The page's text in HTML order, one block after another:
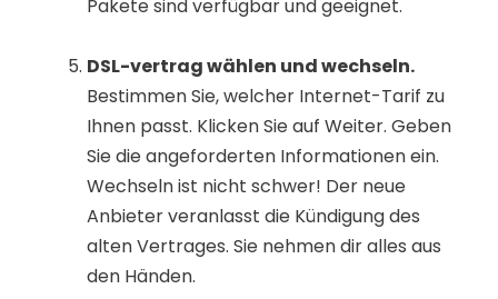
Pakete sind verfügbar und geeignet.
DSL-vertrag wählen und wechseln.
Bestimmen Sie, welcher Internet-Tarif zu
Ihnen passt. Klicken Sie auf Weiter. Geben
Sie die angeforderten Informationen ein.
Wechseln ist nicht schwer! Der neue
Anbieter veranlasst die Kündigung des
alten Vertrages. Sie nehmen dir alles aus
den Händen.